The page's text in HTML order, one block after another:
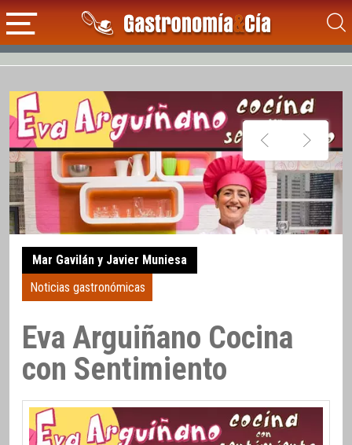
Mar Gavilán y Javier Muniesa
Noticias gastronómicas
Eva Arguiñano Cocina
con Sentimiento